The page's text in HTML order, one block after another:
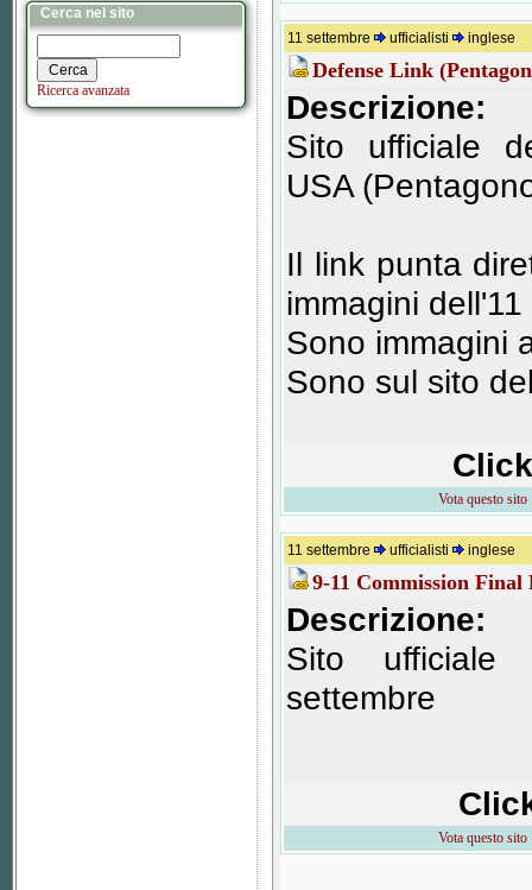
Cerca nel sito
Ricerca avanzata
11 settembre ufficialisti inglese
Defense Link
Descrizione:
Sito ufficiale
USA
Il link punta
immagini
Sono immagini
Sono sul sito
Vota questo sito
11 settembre ufficialisti inglese
9-11 Commission
Descrizione:
Sito ufficiale
settembre
Vota questo sito